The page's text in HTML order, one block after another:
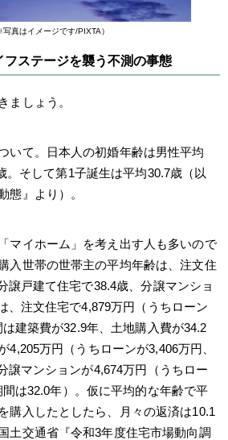
写真はイメージです/PIXTA）
ステージを襲う不測の事態
ましょう。
いて。日本人の初婚年齢は男性平均
。そして第1子誕生は平均30.7歳（以
態』より）。
マイホーム」を考え出す人も多いので
入世帯の世帯主の平均年齢は、注文住
譲戸建て住宅で38.4歳、分譲マンショ
、注文住宅で4,879万円（うちローン
建築費が32.9年、土地購入費が34.2
4,205万円（うちローンが3,406万円、
譲マンションが4,674万円（うちロー
は32.0年）。仮に平均的な年齢で平
購入したとしたら、月々の返済は10.1
土交通省『令和3年度住宅市場動向調